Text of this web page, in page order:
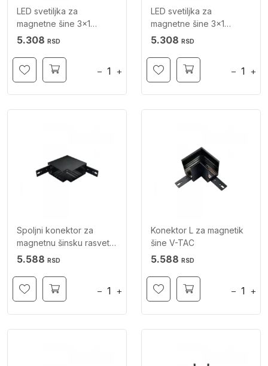
LED svetiljka za
magnetne šine 3x1
4000K V-TAC
5.308 RSD
− +
LED svetiljka za
magnetne šine 3x1
3000K V-TAC
5.308 RSD
− +
Spoljni konektor za
magnetnu šinsku rasvetu
V-TAC
5.588 RSD
− +
Konektor L za magnetik
šine V-TAC
5.588 RSD
− +